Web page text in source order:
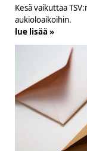
Kesä vaikuttaa
aukioloaikoihin.
lue lisää »